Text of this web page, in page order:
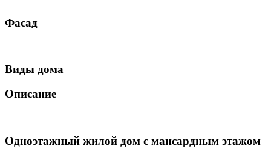
Фасад
Виды дома
Описание
Одноэтажный жилой дом с мансардным этажом